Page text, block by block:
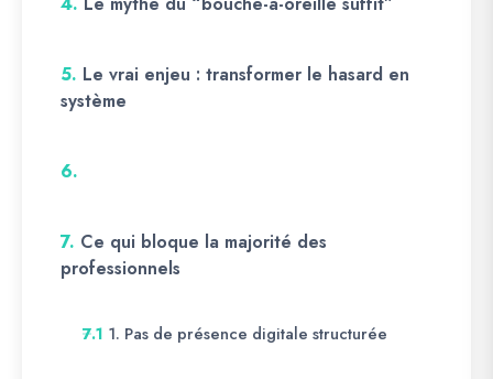
5. Le vrai enjeu : transformer le hasard en
système
6.
7. Ce qui bloque la majorité des
professionnels
7.1 1. Pas de présence digitale structurée